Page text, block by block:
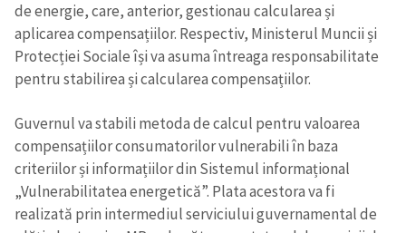
de energie, care, anterior, gestionau calcularea și
aplicarea compensațiilor. Respectiv, Ministerul Muncii și
Protecției Sociale își va asuma întreaga responsabilitate
pentru stabilirea și calcularea compensațiilor.
Guvernul va stabili metoda de calcul pentru valoarea
compensațiilor consumatorilor vulnerabili în baza
criteriilor și informațiilor din Sistemul informațional
„Vulnerabilitatea energetică”. Plata acestora va fi
realizată prin intermediul serviciului guvernamental de